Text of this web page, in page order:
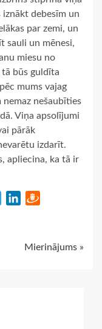
debesīm un
par zemi, un
sauli un mēnesi,
miesu no
tā būs guldīta
mums vajag
nemaz nešaubīties
Viņa apsolījumi
pārāk
izdarīt.
apliecina, ka tā ir
TelegramLinkedIn
Mierinājums »